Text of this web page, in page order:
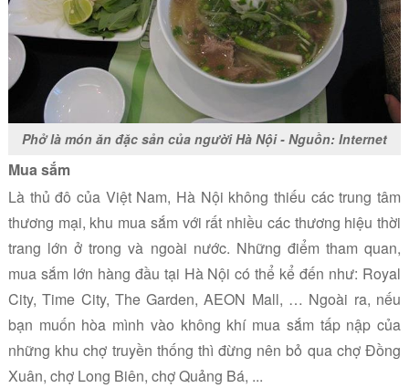
Phở là món ăn đặc sản của người Hà Nội - Nguồn: Internet
Mua sắm
Là thủ đô của Việt Nam, Hà Nội không thiếu các trung tâm
thương mại, khu mua sắm với rất nhiều các thương hiệu thời
trang lớn ở trong và ngoài nước. Những điểm tham quan,
mua sắm lớn hàng đầu tại Hà Nội có thể kể đến như: Royal
City, Time City, The Garden, AEON Mall, … Ngoài ra, nếu
bạn muốn hòa mình vào không khí mua sắm tấp nập của
những khu chợ truyền thống thì đừng nên bỏ qua chợ Đồng
Xuân, chợ Long Biên, chợ Quảng Bá, ...